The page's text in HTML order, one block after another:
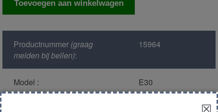
Toevoegen aan winkelwagen
Productnummer(graag
melden bij bellen):
15964
Model : E30
☒